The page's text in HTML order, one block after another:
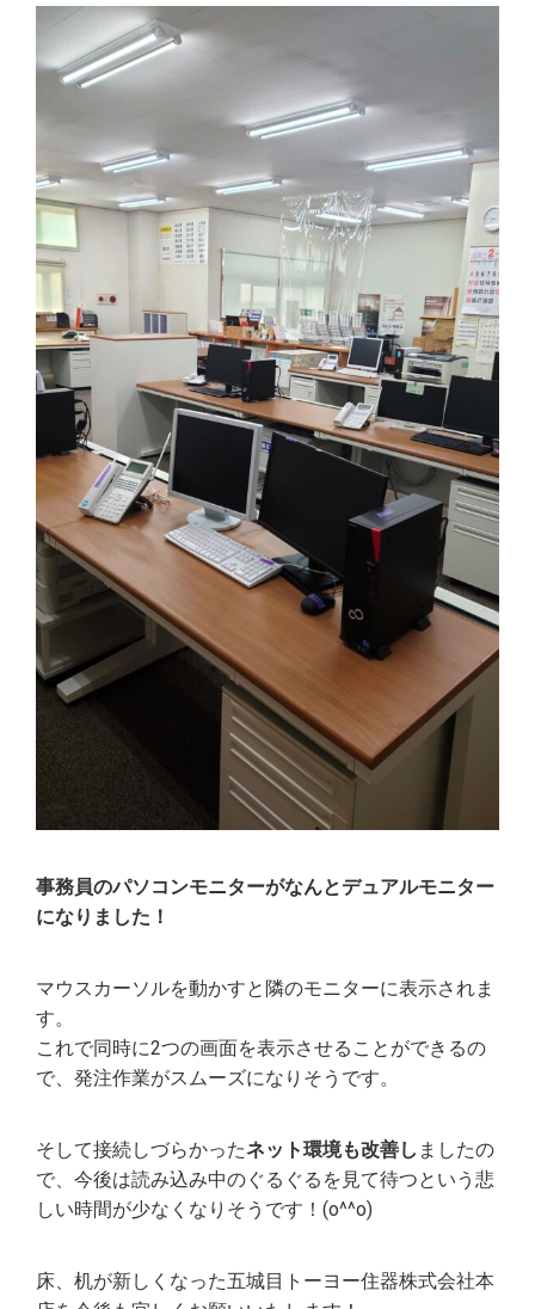
事務員のパソコンモニターがなんとデュアルモニター
になりました！
マウスカーソルを動かすと隣のモニターに表示されま
す。
これで同時に2つの画面を表示させることができるの
で、発注作業がスムーズになりそうです。
そして接続しづらかったネット環境も改善し ましたの
で、今後は読み込み中のぐるぐるを見て待つという悲
しい時間が少なくなりそうです！(o^^o)
床、机が新しくなった五城目トーヨー住器株式会社本